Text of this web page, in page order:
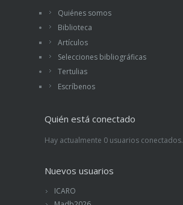
Quiénes somos
Biblioteca
Artículos
Selecciones bibliográficas
Tertulias
Escríbenos
Quién está conectado
Hay actualmente 0 usuarios conectados.
Nuevos usuarios
ICARO